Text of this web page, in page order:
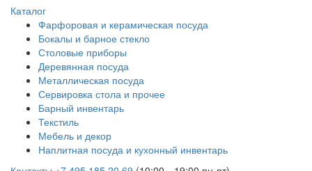
Каталог
Фарфоровая и керамическая посуда
Бокалы и барное стекло
Столовые приборы
Деревянная посуда
Металлическая посуда
Сервировка стола и прочее
Барный инвентарь
Текстиль
Мебель и декор
Наплитная посуда и кухонный инвентарь